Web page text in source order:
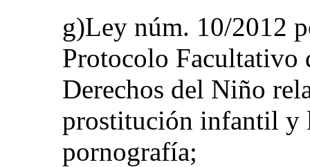
g)Ley núm. 10/2012
Protocolo Facultativo
Derechos del Niño
prostitución infantil y
pornografía;